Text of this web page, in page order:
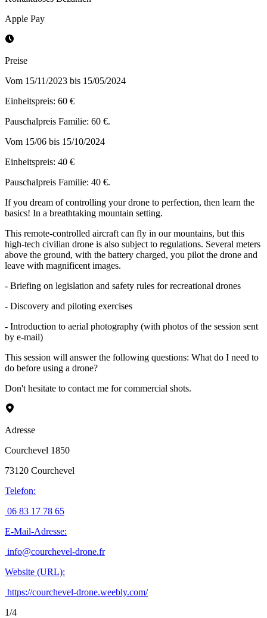
Apple Pay
Preise
Vom 15/11/2023 bis 15/05/2024
Einheitspreis: 60 €
Pauschalpreis Familie: 60 €.
Vom 15/06 bis 15/10/2024
Einheitspreis: 40 €
Pauschalpreis Familie: 40 €.
If you dream of controlling your drone to perfection, then learn the
basics! In a breathtaking mountain setting.
This remote-controlled aircraft can fly in our mountains, but this
high-tech civilian drone is also subject to regulations. Several meters
above the ground, with the battery charged, you pilot the drone and
leave with magnificent images.
- Briefing on legislation and safety rules for recreational drones
- Discovery and piloting exercises
- Introduction to aerial photography (with photos of the session sent
by e-mail)
This session will answer the following questions: What do I need to
do before using a drone?
Don't hesitate to contact me for commercial shots.
Adresse
Courchevel 1850
73120 Courchevel
Telefon:
06 83 17 78 65
E-Mail-Adresse:
info@courchevel-drone.fr
Website (URL):
https://courchevel-drone.weebly.com/
1/4